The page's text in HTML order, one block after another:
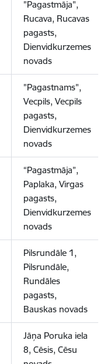
"Pagastmāja",
Rucava, Rucavas
pagasts,
Dienvidkurzemes
novads
"Pagastnams",
Vecpils, Vecpils
pagasts,
Dienvidkurzemes
novads
“Pagastmāja”,
Paplaka, Virgas
pagasts,
Dienvidkurzemes
novads
Pilsrundāle 1,
Pilsrundāle,
Rundāles
pagasts,
Bauskas novads
Jāņa Poruka iela
8, Cēsis, Cēsu